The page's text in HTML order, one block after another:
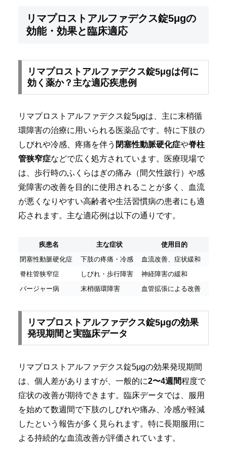
リマプロストアルファデクス錠5μgの
効能・効果と臨床適応
リマプロストアルファデクス錠5μgは何に
効く薬か？主な適応疾患例
リマプロストアルファデクス錠5μgは、主に末梢循
環障害の治療に用いられる医薬品です。特に下肢の
しびれや冷感、疼痛を伴う 閉塞性動脈硬化症や脊柱
管狭窄症などで広く処方されています。医療現場で
は、歩行時のふくらはぎの痛み（間欠性跛行）や感
覚障害の改善を目的に使用されることが多く、血流
が悪くなりやすい高齢者や生活習慣病の患者にも適
応されます。主な適応例は以下の通りです。
疾患名 主な症状
使用目的
閉塞性動脈硬化症
下肢の疼痛・冷感
血流改善、症状緩和
脊柱管狭窄症
しびれ・歩行障害
神経障害の緩和
バージャー病
末梢循環障害 血管拡張による改善
リマプロストアルファデクス錠5μgの効果
発現期間と実臨床データ
リマプロストアルファデクス錠5μgの効果発現期間
は、個人差がありますが、一般的に2〜4週間程度で
症状の改善が期待できます。臨床データでは、服用
を始めて数週間で下肢のしびれや痛み、冷感が軽減
したという報告が多く見られます。特に長期服用に
よる持続的な血流改善が評価されています。